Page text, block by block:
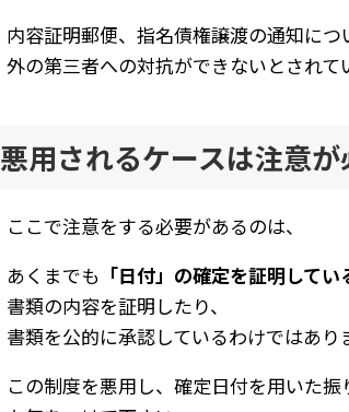
内容証明郵便、指名債権譲渡の通知に
外の第三者への対抗ができないとされて
悪用されるケースは注意が
ここで注意をする必要があるのは、
あくまでも 「日付」の確定を証明してい
書類の内容を証明したり、
書類を公的に承認しているわけではあり
この制度を悪用し、確定日付を用いた